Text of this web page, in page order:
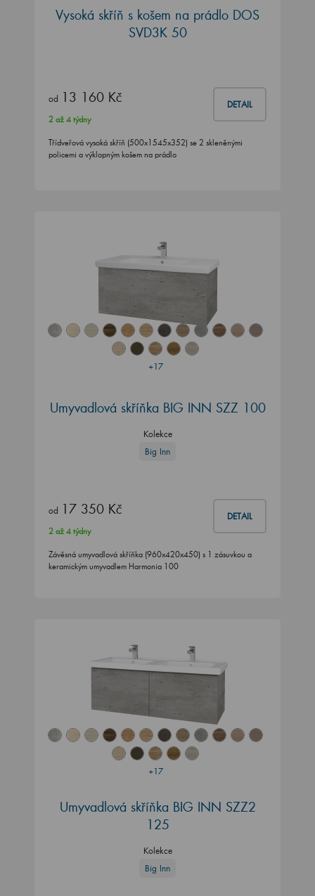
Vysoká skříň s košem na prádlo DOS
SVD3K 50
od 13 160 Kč DETAIL
2 až 4 týdny
Třídveřová vysoká skříň (500x1545x352) se 2 skleněnými
policemi a výklopným košem na prádlo
+17
Umyvadlová skříňka BIG INN SZZ 100
Kolekce
Big Inn
od 17 350 Kč DETAIL
2 až 4 týdny
Závěsná umyvadlová skříňka (960x420x450) s 1 zásuvkou a
keramickým umyvadlem Harmonia 100
+17
Umyvadlová skříňka BIG INN SZZ2
125
Kolekce
Big Inn